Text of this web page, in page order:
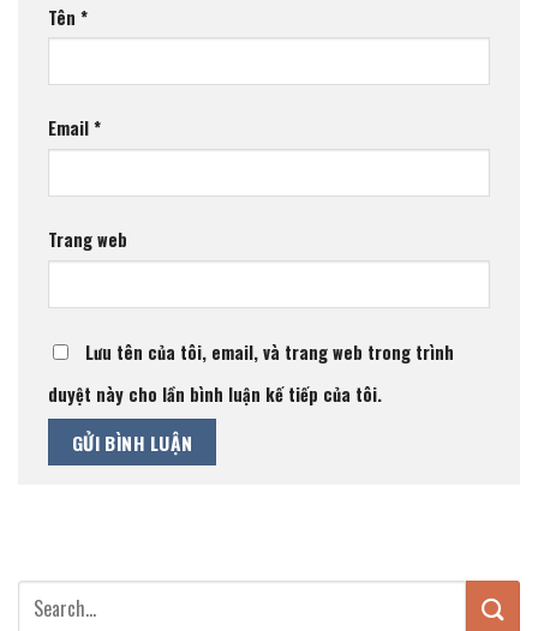
Tên *
Email*
Trang web
Lưu tên của tôi, email, và trang web trong trình
duyệt này cho lần bình luận kế tiếp của tôi.